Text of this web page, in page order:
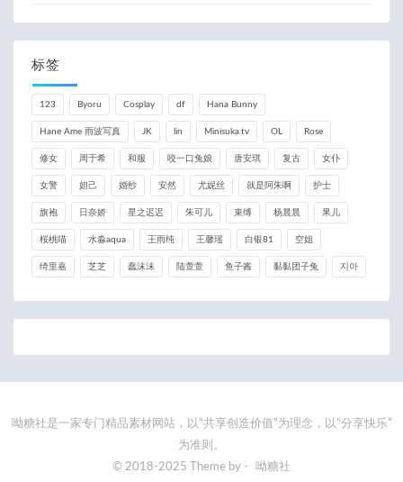
标签
123 Byoru Cosplay df Hana Bunny
Hane Ame 雨波写真 JK lin Minisuka.tv OL Rose
修女 周于希 和服 咬一口兔娘 唐安琪 复古 女仆
女警 妲己 婚纱 安然 尤妮丝 就是阿朱啊 护士
旗袍 日奈娇 星之迟迟 朱可儿 束缚 杨晨晨 果儿
桜桃喵 水淼aqua 王雨纯 王馨瑶 白银81 空姐
绮里嘉 芝芝 蠢沫沫 陆萱萱 鱼子酱 黏黏团子兔 지아
呦糖社是一家专门精品素材网站，以“共享创造价值”为理念，以“分享快乐”
为准则。
© 2018-2025 Theme by -
呦糖社